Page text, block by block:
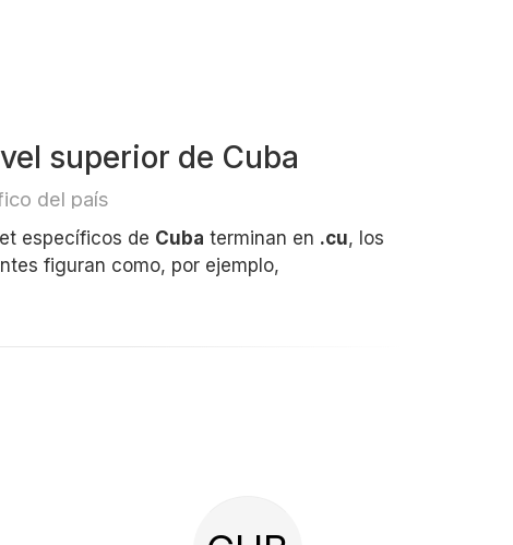
superior de Cuba
del país
específicos de Cuba terminan en .cu, los
figuran como, por ejemplo,